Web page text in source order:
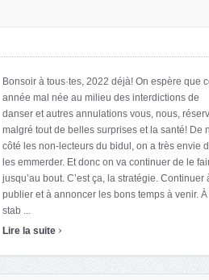
Bonsoir à tous·tes, 2022 déjà! On espère que
année mal née au milieu des interdictions de
danser et autres annulations vous, nous,
malgré tout de belles surprises et la santé! De
côté les non-lecteurs du bidul, on a très envie
les emmerder. Et donc on va continuer de le
jusqu’au bout. C’est ça, la stratégie. Continuer
publier et à annoncer les bons temps à venir.
stab ...
Lire la suite ›